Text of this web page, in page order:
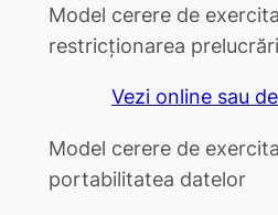
Model cerere de
restricționarea
Vezi online sau
Model cerere de
portabilitatea datelor